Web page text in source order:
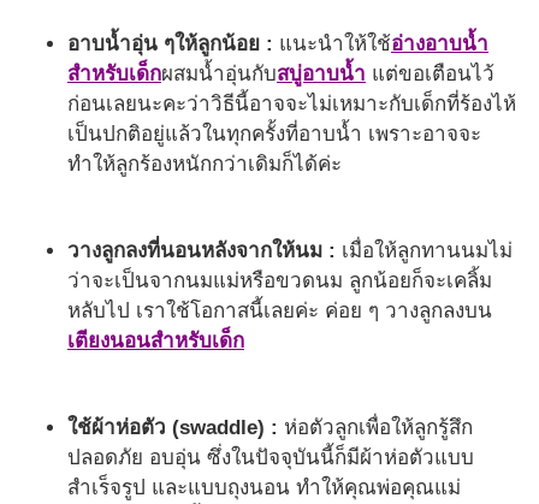
อาบน้ำอุ่น ๆให้ลูกน้อย : แนะนำให้ใช้อ่างอาบน้ำ
สำหรับเด็กผสมน้ำอุ่นกับสบู่อาบน้ำ แต่ขอเตือนไว้
ก่อนเลยนะคะว่าวิธีนี้อาจจะไม่เหมาะกับเด็กที่ร้องไห้
เป็นปกติอยู่แล้วในทุกครั้งที่อาบน้ำ เพราะอาจจะ
ทำให้ลูกร้องหนักกว่าเดิมก็ได้ค่ะ
วางลูกลงที่นอนหลังจากให้นม : เมื่อให้ลูกทานนมไม่
ว่าจะเป็นจากนมแม่หรือขวดนม ลูกน้อยก็จะเคลิ้ม
หลับไป เราใช้โอกาสนี้เลยค่ะ ค่อย ๆ วางลูกลงบน
เตียงนอนสำหรับเด็ก
ใช้ผ้าห่อตัว (swaddle) : ห่อตัวลูกเพื่อให้ลูกรู้สึก
ปลอดภัย อบอุ่น ซึ่งในปัจจุบันนี้ก็มีผ้าห่อตัวแบบ
สำเร็จรูป และแบบถุงนอน ทำให้คุณพ่อคุณแม่